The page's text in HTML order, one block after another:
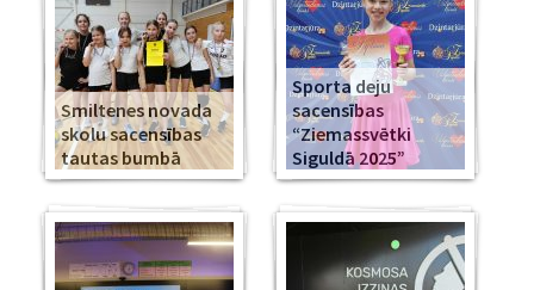
Smiltenes novada
skolu sacensības
tautas bumbā
Sporta deju
sacensības
“Ziemassvētki
Siguldā 2025”